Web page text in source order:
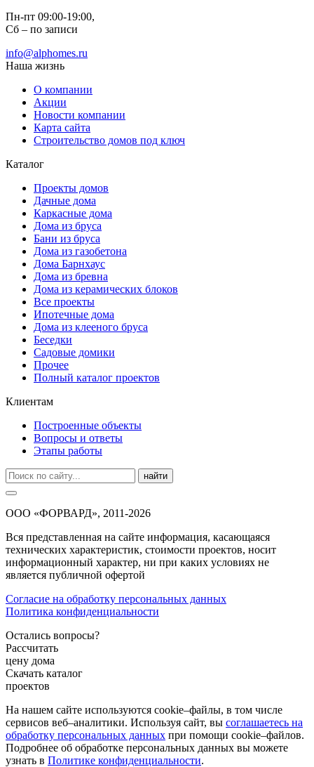
Пн-пт 09:00-19:00,
Сб – по записи
info@alphomes.ru
Наша жизнь
О компании
Акции
Новости компании
Карта сайта
Строительство домов под ключ
Каталог
Проекты домов
Дачные дома
Каркасные дома
Дома из бруса
Бани из бруса
Дома из газобетона
Дома Барнхаус
Дома из бревна
Дома из керамических блоков
Все проекты
Ипотечные дома
Дома из клееного бруса
Беседки
Садовые домики
Прочее
Полный каталог проектов
Клиентам
Построенные объекты
Вопросы и ответы
Этапы работы
найти
ООО «ФОРВАРД», 2011-2026
Вся представленная на сайте информация, касающаяся
технических характеристик, стоимости проектов, носит
информационный характер, ни при каких условиях не
является публичной офертой
Согласие на обработку персональных данных
Политика конфиденциальности
Остались вопросы?
Рассчитать
цену дома
Скачать каталог
проектов
На нашем сайте используются cookie–файлы, в том числе
сервисов веб–аналитики. Используя сайт, вы соглашаетесь на
обработку персональных данных при помощи cookie–файлов.
Подробнее об обработке персональных данных вы можете
узнать в Политике конфиденциальности.